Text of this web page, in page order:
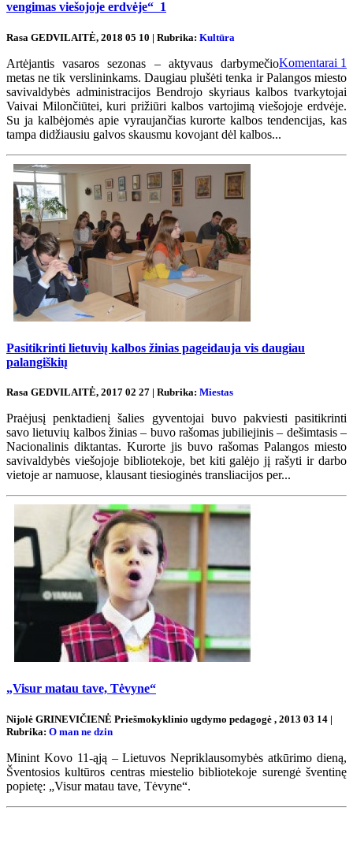
vengimas viešojoje erdvėje“ 1
Rasa GEDVILAITĖ, 2018 05 10 | Rubrika: Kultūra
Komentarai 1
Artėjantis vasaros sezonas – aktyvaus darbymečio
metas ne tik verslininkams. Daugiau plušėti tenka ir Palangos miesto
savivaldybės administracijos Bendrojo skyriaus kalbos tvarkytojai
Vaivai Milončiūtei, kuri prižiūri kalbos vartojimą viešojoje erdvėje.
Su ja kalbėjomės apie vyraujančias kurorte kalbos tendencijas, kas
tampa didžiausiu galvos skausmu kovojant dėl kalbos...
Pasitikrinti lietuvių kalbos žinias pageidauja vis daugiau
palangiškių
Rasa GEDVILAITĖ, 2017 02 27 | Rubrika: Miestas
Praėjusį penktadienį šalies gyventojai buvo pakviesti pasitikrinti
savo lietuvių kalbos žinias – buvo rašomas jubiliejinis – dešimtasis –
Nacionalinis diktantas. Kurorte jis buvo rašomas Palangos miesto
savivaldybės viešojoje bibliotekoje, bet kiti galėjo jį rašyti ir darbo
vietoje ar namuose, klausant tiesioginės transliacijos per...
„Visur matau tave, Tėvyne“
Nijolė GRINEVIČIENĖ Priešmokyklinio ugdymo pedagogė , 2013 03 14 |
Rubrika: O man ne dzin
Minint Kovo 11-ąją – Lietuvos Nepriklausomybės atkūrimo dieną,
Šventosios kultūros centras miestelio bibliotekoje surengė šventinę
popietę: „Visur matau tave, Tėvyne“.